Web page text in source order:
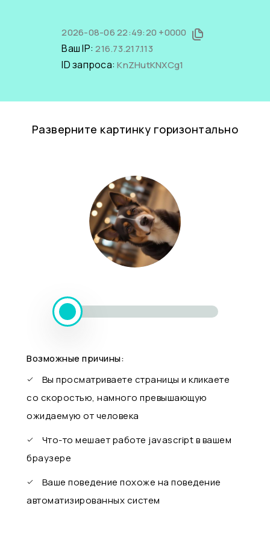
2026-08-06 22:49:20 +0000
Ваш IP:216.73.217.113
ID запроса:KnZHutKNXCg1
Разверните картинку горизонтально
Возможные причины:
Вы просматриваете страницы и кликаете
со скоростью, намного превышающую
ожидаемую от человека
Что-то мешает работе javascript в вашем
браузере
Ваше поведение похоже на поведение
автоматизированных систем